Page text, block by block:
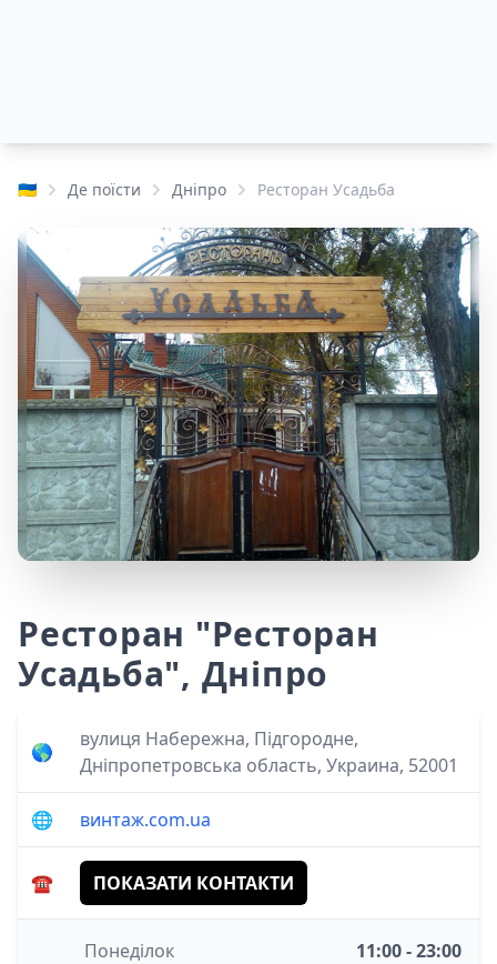
🇺🇦 Де поїсти Дніпро Ресторан Усадьба
Ресторан "Ресторан
Усадьба", Дніпро
🌎
вулиця Набережна, Підгородне,
Дніпропетровська область, Украина, 52001
🌐 винтаж.com.ua
☎️ ПОКАЗАТИ КОНТАКТИ
Понеділок
11:00 - 23:00